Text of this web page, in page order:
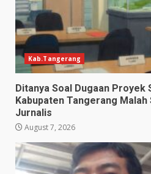
Kab.Tangerang
Ditanya Soal Dugaan Proyek
Kabupaten Tangerang Malah
Jurnalis
August 7, 2026